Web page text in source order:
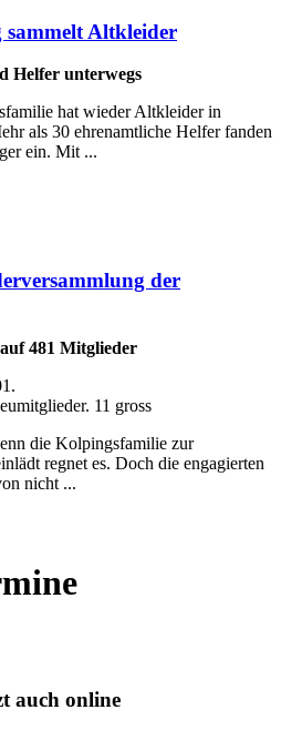
Altkleider
Helfer unterwegs
hat wieder Altkleider in
als 30 ehrenamtliche Helfer fanden
ein. Mit ...
der
481 Mitglieder
die Kolpingsfamilie zur
regnet es. Doch die engagierten
nicht ...
auch online